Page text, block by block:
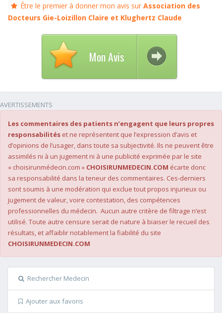
Être le premier à donner mon avis sur Association des
Docteurs Gie-Loizillon Claire et Klughertz Claude
Mon Avis
AVERTISSEMENTS
Les commentaires des patients n’engagent que leurs propres
responsabilités et ne représentent que l’expression d’avis et
d’opinions de l’usager, dans toute sa subjectivité. Ils ne peuvent être
assimilés ni à un jugement ni à une publicité exprimée par le site
« choisirunmédecin.com » CHOISIRUNMEDECIN.COM écarte donc
sa responsabilité dans la teneur des commentaires. Ces-derniers
sont soumis à une modération qui exclue tout propos injurieux ou
jugement de valeur, voire contestation, des compétences
professionnelles du médecin. Aucun autre critère de filtrage n’est
utilisé. Toute autre censure serait de nature à biaiser le recueil des
résultats, et affaiblir notablement la fiabilité du site
CHOISIRUNMEDECIN.COM
Rechercher Medecin
Ajouter aux favoris